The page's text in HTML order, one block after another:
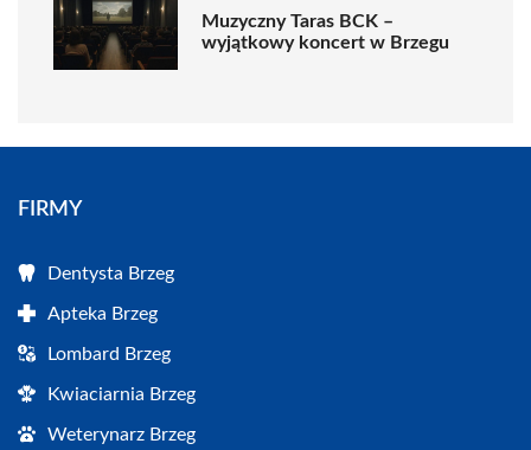
Muzyczny Taras BCK –
wyjątkowy koncert w Brzegu
FIRMY
Dentysta Brzeg
Apteka Brzeg
Lombard Brzeg
Kwiaciarnia Brzeg
Weterynarz Brzeg